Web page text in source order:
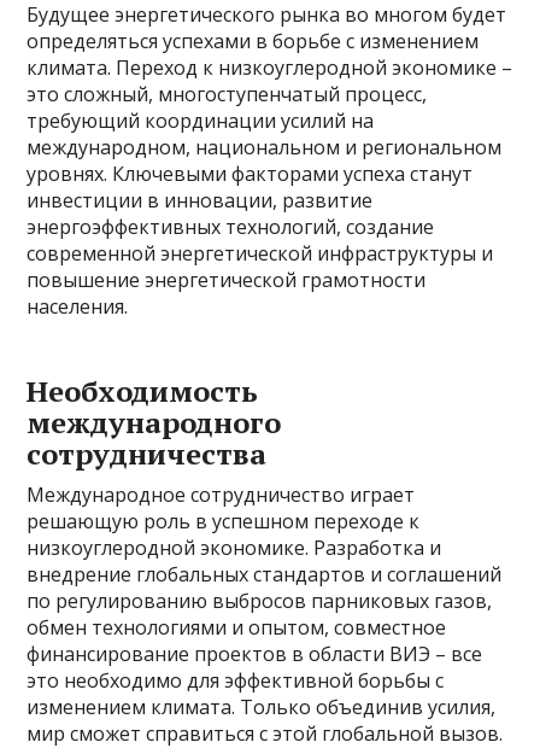
Будущее энергетического рынка во многом будет
определяться успехами в борьбе с изменением
климата. Переход к низкоуглеродной экономике –
это сложный, многоступенчатый процесс,
требующий координации усилий на
международном, национальном и региональном
уровнях. Ключевыми факторами успеха станут
инвестиции в инновации, развитие
энергоэффективных технологий, создание
современной энергетической инфраструктуры и
повышение энергетической грамотности
населения.
Необходимость
международного
сотрудничества
Международное сотрудничество играет
решающую роль в успешном переходе к
низкоуглеродной экономике. Разработка и
внедрение глобальных стандартов и соглашений
по регулированию выбросов парниковых газов,
обмен технологиями и опытом, совместное
финансирование проектов в области ВИЭ – все
это необходимо для эффективной борьбы с
изменением климата. Только объединив усилия,
мир сможет справиться с этой глобальной вызов.